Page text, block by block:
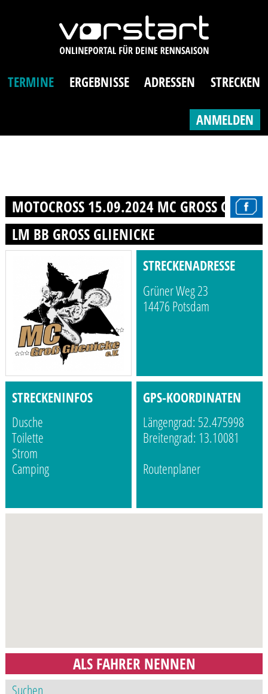
TERMINE ERGEBNISSE ADRESSEN STRECKEN
ANMELDEN
MOTOCROSS 15.09.2024 MC GROSS
LM BB GROSS GLIENICKE
STRECKENADRESSE
Grüner Weg 23
14476 Potsdam
STRECKENINFOS
Dusche
Toilette
Strom
Camping
GPS-KOORDINATEN
Längengrad: 52.475998
Breitengrad: 13.10081
Routenplaner
ALS FAHRER NENNEN